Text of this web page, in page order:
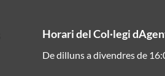
Horari del Col·legi
De dilluns a divendres de